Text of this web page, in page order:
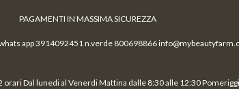
PAGAMENTI IN MASSIMA SICUREZZA
app 3914092451 n.verde 800698866
orari Dal lunedi al Venerdi Mattina dalle 8:30 alle 12:30